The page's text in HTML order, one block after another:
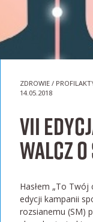
ZDROWIE /
14.05.2018
VII
walcz o
Hasłem „To Twój
edycji kampanii
rozsianemu (SM)